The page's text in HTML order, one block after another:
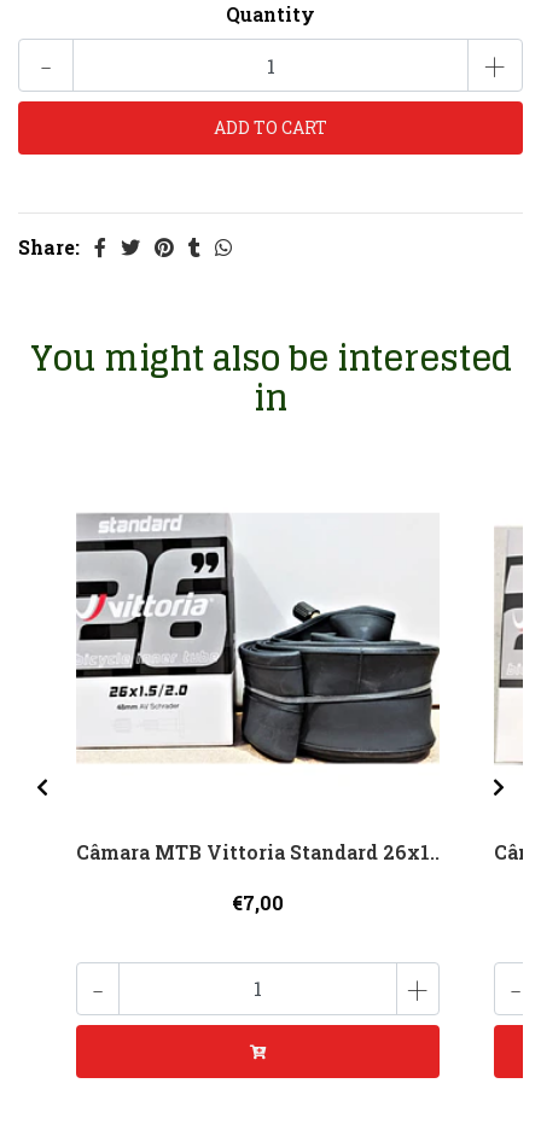
Quantity
- +
Share:
You might also be interested
in
Câmara MTB Vittoria Standard 26x1..
€7,00
- + -